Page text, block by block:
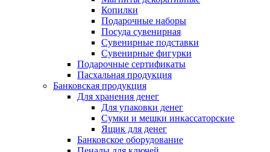
Копилки
Подарочные наборы
Посуда сувенирная
Сувенирные подставки
Сувенирные фигурки
Подарочные сертификаты
Пасхальная продукция
Банковская продукция
Для хранения денег
Для упаковки денег
Сумки и мешки инкассаторские
Ящик для денег
Банковское оборудование